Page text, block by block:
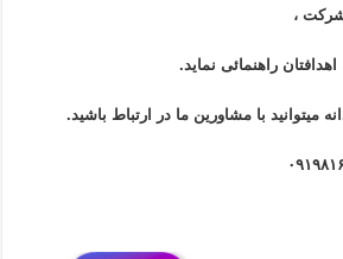
،
راهنمائی نماید.
میتوانید با مشاورین ما در ارتباط باشید.